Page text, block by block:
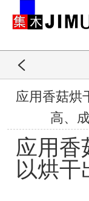
应用香菇烘
高、
应用香
以烘干